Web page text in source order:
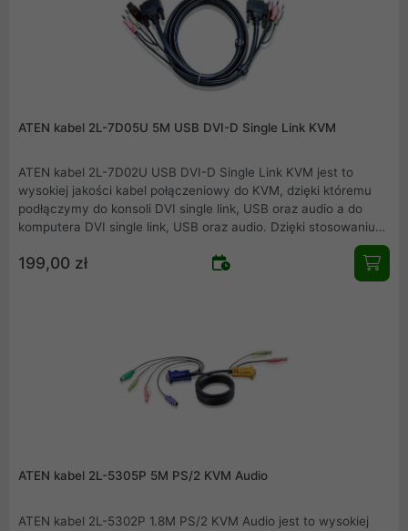
ATEN kabel 2L-7D05U 5M USB DVI-D Single Link KVM
ATEN kabel 2L-7D02U USB DVI-D Single Link KVM jest to
wysokiej jakości kabel połączeniowy do KVM, dzięki któremu
podłączymy do konsoli DVI single link, USB oraz audio a do
komputera DVI single link, USB oraz audio. Dzięki stosowaniu
kompatybilnych urządzeń firmy ATEN zapewniamy pewność i
jakość połączeń.
199,00 zł
ATEN kabel 2L-5305P 5M PS/2 KVM Audio
ATEN kabel 2L-5302P 1.8M PS/2 KVM Audio jest to wysokiej